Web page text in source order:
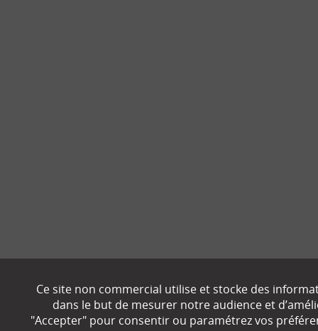
Ce site non commercial utilise et stocke des
dans le but de mesurer notre audience et
"Accepter" pour consentir ou paramétrez vos